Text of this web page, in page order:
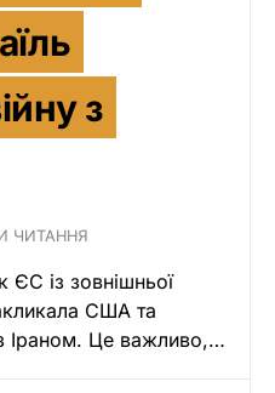
з
ЧИТАННЯ
ЄС із зовнішньої
США та
з Іраном. Це важливо,…